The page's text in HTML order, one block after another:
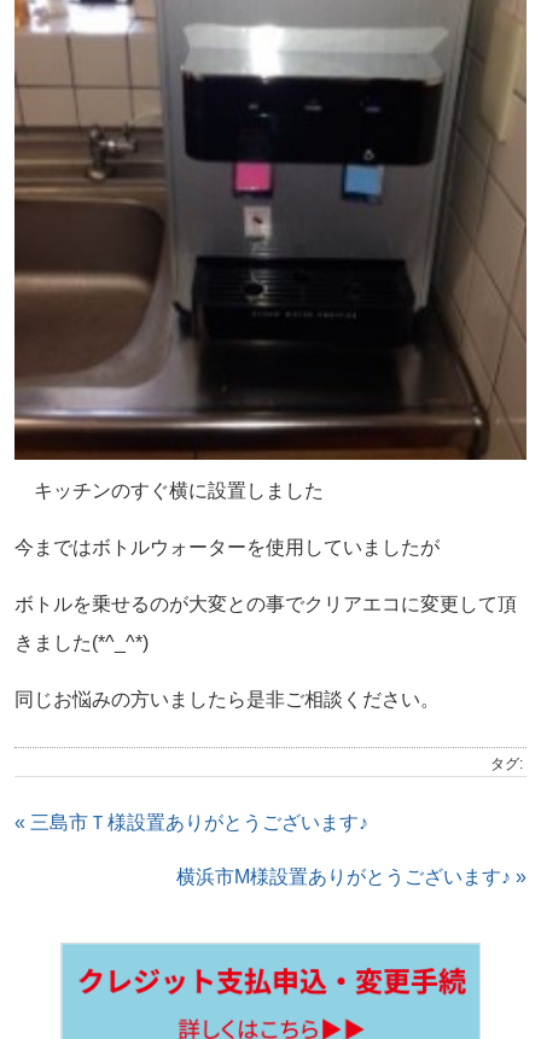
キッチンのすぐ横に設置しました
今まではボトルウォーターを使用していましたが
ボトルを乗せるのが大変との事でクリアエコに変更して頂
きました(*^_^*)
同じお悩みの方いましたら是非ご相談ください。
タグ:
« 三島市Ｔ様設置ありがとうございます♪
横浜市M様設置ありがとうございます♪ »